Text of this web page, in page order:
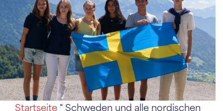
Startseite " Schweden und alle nordischen